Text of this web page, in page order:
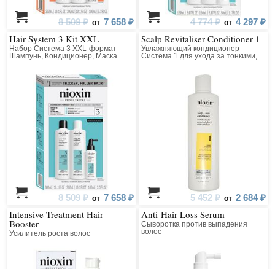
8 509 ₽ от 7 658 ₽ 4 774 ₽ от 4 297 ₽
Hair System 3 Kit XXL
Набор Система 3 XXL-формат -
Шампунь, Кондиционер, Маска.
8 509 ₽ от 7 658 ₽
Scalp Revitaliser Conditioner 1
Увлажняющий кондиционер
Система 1 для ухода за тонкими,
5 452 ₽ от 2 684 ₽
Intensive Treatment Hair
Booster
Усилитель роста волос
Anti-Hair Loss Serum
Сыворотка против выпадения
волос